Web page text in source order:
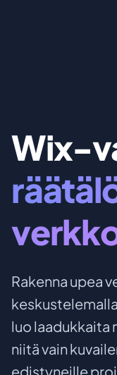
Wix-
Rakenna upea
luo laadukkaita
niitä vain
edistyneille